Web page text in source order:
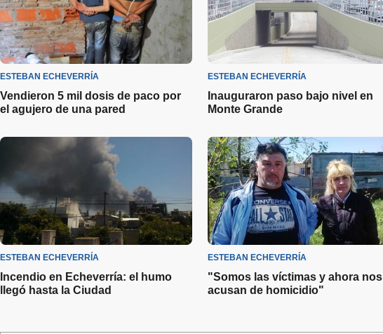
ESTEBAN ECHEVERRÍA
Vendieron 5 mil dosis de paco por
el agujero de una pared
ESTEBAN ECHEVERRÍA
Inauguraron paso bajo nivel en
Monte Grande
ESTEBAN ECHEVERRÍA
Incendio en Echeverría: el humo
llegó hasta la Ciudad
ESTEBAN ECHEVERRÍA
"Somos las víctimas y ahora nos
acusan de homicidio"